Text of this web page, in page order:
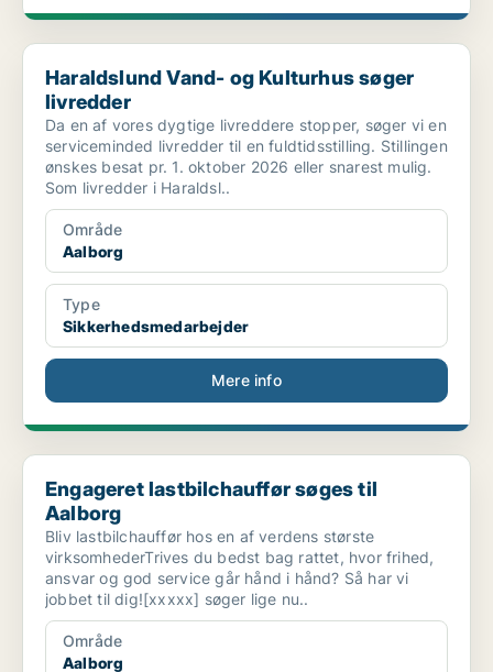
Haraldslund Vand- og Kulturhus søger livredder
Haraldslund Vand- og Kulturhus søger
livredder
Da en af vores dygtige livreddere stopper, søger vi en
serviceminded livredder til en fuldtidsstilling. Stillingen
ønskes besat pr. 1. oktober 2026 eller snarest mulig.
Som livredder i Haraldsl..
Område
Aalborg
Type
Sikkerhedsmedarbejder
Mere info
Engageret lastbilchauffør søges til Aalborg
Engageret lastbilchauffør søges til
Aalborg
Bliv lastbilchauffør hos en af verdens største
virksomhederTrives du bedst bag rattet, hvor frihed,
ansvar og god service går hånd i hånd? Så har vi
jobbet til dig![xxxxx] søger lige nu..
Område
Aalborg